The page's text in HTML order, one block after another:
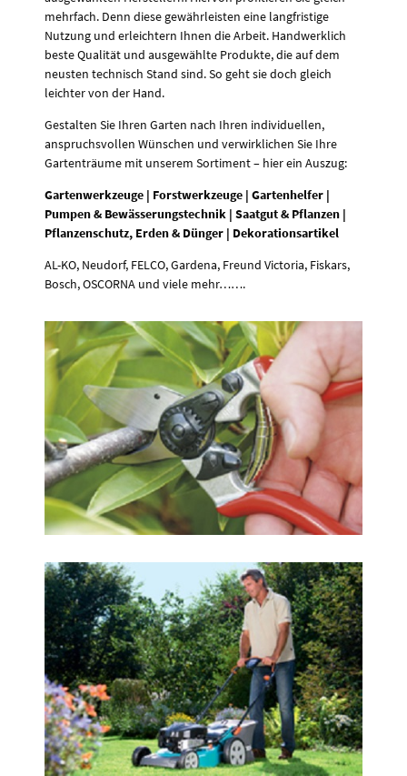
mehrfach. Denn diese gewährleisten eine langfristige
Nutzung und erleichtern Ihnen die Arbeit. Handwerklich
beste Qualität und ausgewählte Produkte, die auf dem
neusten technisch Stand sind. So geht sie doch gleich
leichter von der Hand.
Gestalten Sie Ihren Garten nach Ihren individuellen,
anspruchsvollen Wünschen und verwirklichen Sie Ihre
Gartenträume mit unserem Sortiment – hier ein Auszug:
Gartenwerkzeuge | Forstwerkzeuge | Gartenhelfer |
Pumpen & Bewässerungstechnik | Saatgut & Pflanzen |
Pflanzenschutz, Erden & Dünger | Dekorationsartikel
AL-KO, Neudorf, FELCO, Gardena, Freund Victoria, Fiskars,
Bosch, OSCORNA und viele mehr…….